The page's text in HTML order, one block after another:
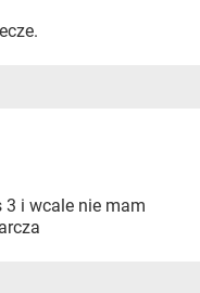
3 i wcale nie mam